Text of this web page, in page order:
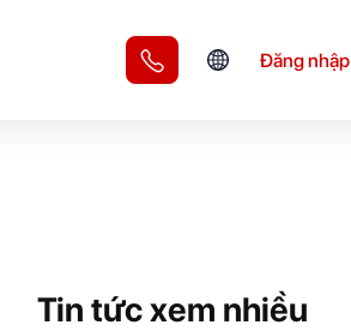
Đăng nhập
Tin tức xem nhiều